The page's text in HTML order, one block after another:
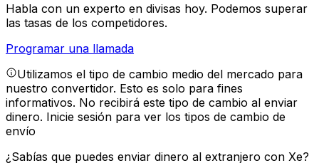
Habla con un experto en divisas hoy. Podemos superar
las tasas de los competidores.
Programar una llamada
Utilizamos el tipo de cambio medio del mercado para
nuestro convertidor. Esto es solo para fines
informativos. No recibirá este tipo de cambio al enviar
dinero. Inicie sesión para ver los tipos de cambio de
envío
¿Sabías que puedes enviar dinero al extranjero con Xe?